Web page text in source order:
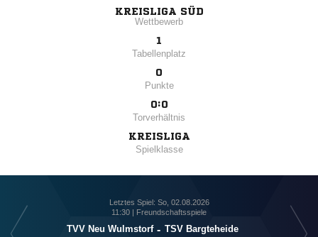
KREISLIGA SÜD
Wettbewerb
1
Tabellenplatz
0
Punkte
0:0
Torverhältnis
KREISLIGA
Spielklasse
Letztes Spiel: So, 02.08.2026
11:30 | Freundschaftsspiele
TVV Neu Wulmstorf - TSV Bargteheide